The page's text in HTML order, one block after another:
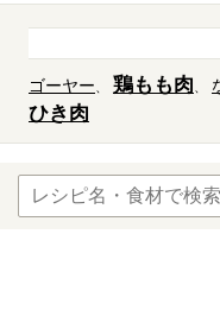
ゴーヤー 鶏もも肉
ひき肉